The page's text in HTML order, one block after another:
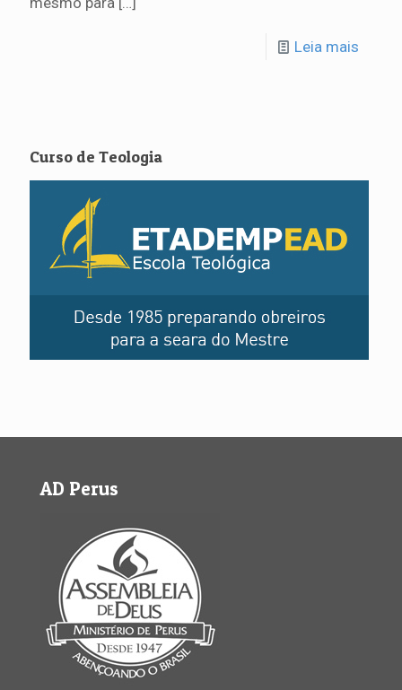
Leia mais
Curso de Teologia
AD Perus